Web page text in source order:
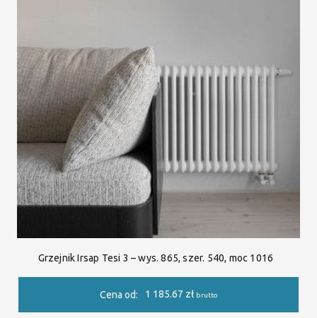
Grzejnik Irsap Tesi 3 – wys. 865, szer. 540, moc 1016
Cena od: 1 185.67 zł brutto